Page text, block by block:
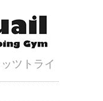
ツトライ